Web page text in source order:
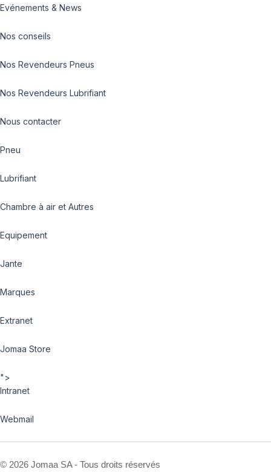
Evénements & News
Nos conseils
Nos Revendeurs Pneus
Nos Revendeurs Lubrifiant
Nous contacter
Pneu
Lubrifiant
Chambre à air et Autres
Equipement
Jante
Marques
Extranet
Jomaa Store
">
Intranet
Webmail
© 2026 Jomaa SA - Tous droits réservés